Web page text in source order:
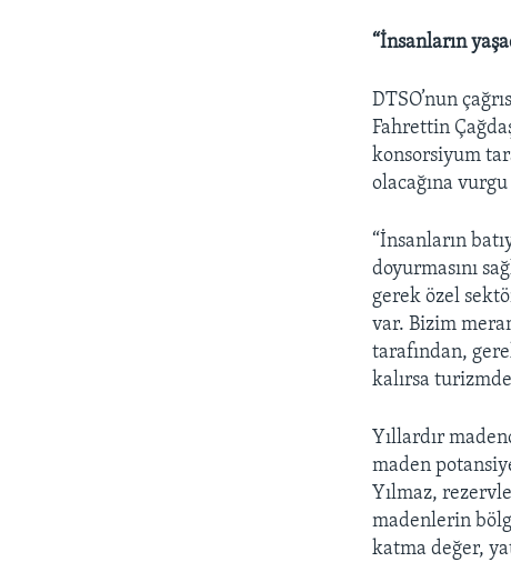
“İnsanların
DTSO’nun
Fahrettin
konsorsiyum
olacağına
“İnsanların
doyurmasını
gerek özel
var. Bizim
tarafından,
kalırsa
Yıllardır
maden
Yılmaz,
madenlerin
katma değer,